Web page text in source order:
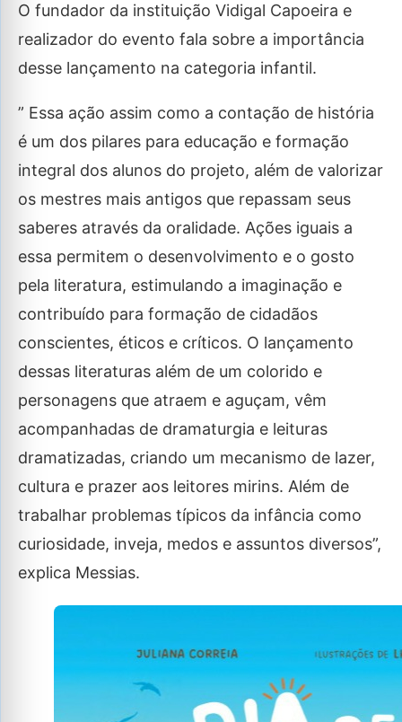
O fundador da instituição Vidigal Capoeira e
realizador do evento fala sobre a importância
desse lançamento na categoria infantil.
” Essa ação assim como a contação de história
é um dos pilares para educação e formação
integral dos alunos do projeto, além de valorizar
os mestres mais antigos que repassam seus
saberes através da oralidade. Ações iguais a
essa permitem o desenvolvimento e o gosto
pela literatura, estimulando a imaginação e
contribuído para formação de cidadãos
conscientes, éticos e críticos. O lançamento
dessas literaturas além de um colorido e
personagens que atraem e aguçam, vêm
acompanhadas de dramaturgia e leituras
dramatizadas, criando um mecanismo de lazer,
cultura e prazer aos leitores mirins. Além de
trabalhar problemas típicos da infância como
curiosidade, inveja, medos e assuntos diversos”,
explica Messias.